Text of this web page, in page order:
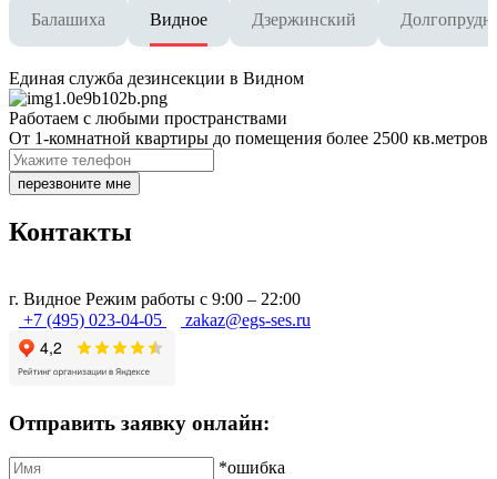
Балашиха Видное Дзержинский
Единая служба дезинсекции в Видном
Работаем с любыми пространствами
От 1-комнатной квартиры до помещения более 2500 кв.метров
перезвоните мне
Контакты
г. Видное Режим работы с 9:00 – 22:00
+7 (495) 023-04-05
zakaz@egs-ses.ru
Отправить заявку онлайн:
*ошибка